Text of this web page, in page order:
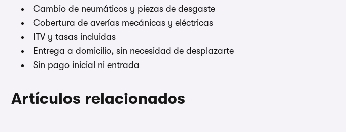
Cambio de neumáticos y piezas de desgaste
Cobertura de averías mecánicas y eléctricas
ITV y tasas incluidas
Entrega a domicilio, sin necesidad de desplazarte
Sin pago inicial ni entrada
Artículos relacionados